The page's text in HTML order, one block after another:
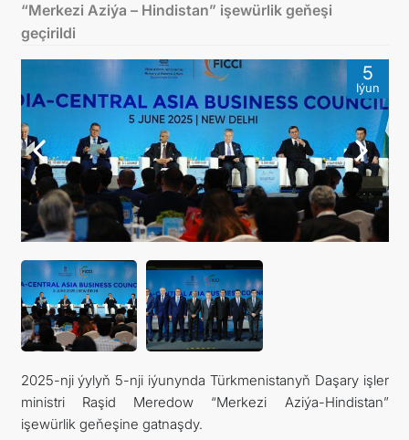
TÜRKMENISTAN
KONSULLYK BÖLÜMI
TÜRKMENISTANDA MAÝA GOÝUMLAR
ARAGATNAŞYK
“Merkezi Aziýa – Hindistan” işewürlik geňeşi
geçirildi
5
Iýun
2025-nji ýylyň 5-nji iýunynda Türkmenistanyň Daşary işler
ministri Raşid Meredow “Merkezi Aziýa-Hindistan”
işewürlik geňeşine gatnaşdy.